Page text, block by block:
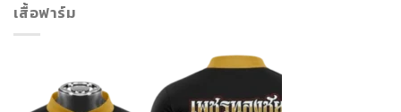
เสื้อฟาร์ม